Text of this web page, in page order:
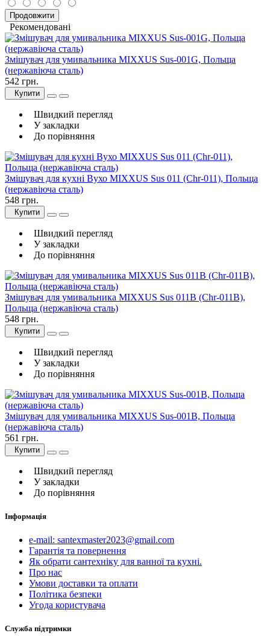
Продовжити
Рекомендовані
Змішувач для умивальника MIXXUS Sus-001G, Польща
(нержавіюча сталь)
542 грн.
Купити
Швидкий перегляд
У закладки
До порівняння
Змішувач для кухні Вухо MIXXUS Sus 011 (Chr-011), Польща
(нержавіюча сталь)
548 грн.
Купити
Швидкий перегляд
У закладки
До порівняння
Змішувач для умивальника MIXXUS Sus 011B (Chr-011B),
Польща (нержавіюча сталь)
548 грн.
Купити
Швидкий перегляд
У закладки
До порівняння
Змішувач для умивальника MIXXUS Sus-001B, Польща
(нержавіюча сталь)
561 грн.
Купити
Швидкий перегляд
У закладки
До порівняння
Інформація
e-mail: santexmaster2023@gmail.com
Гарантія та повернення
Як обрати сантехніку для ванної та кухні.
Про нас
Умови доставки та оплати
Політика безпеки
Угода користувача
Служба підтримки